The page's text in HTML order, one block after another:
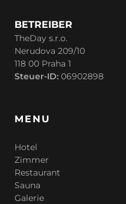
BETREIBER
TheDay s.r.o.
Nerudova 209/10
118 00 Praha 1
Steuer-ID: 06902898
MENU
Hotel
Zimmer
Restaurant
Sauna
Galerie